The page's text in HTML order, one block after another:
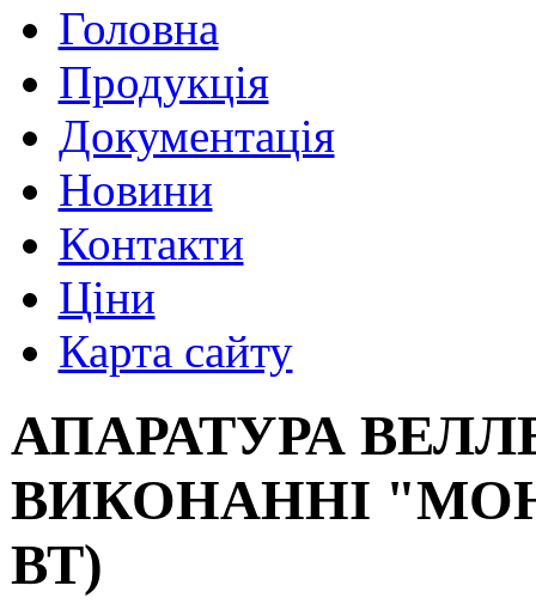
Головна
Продукція
Документація
Новини
Контакти
Ціни
Карта сайту
АПАРАТУРА
ВИКОНАННІ
ВТ)